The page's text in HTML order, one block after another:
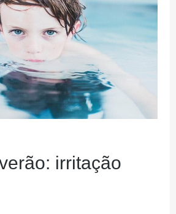
irritação